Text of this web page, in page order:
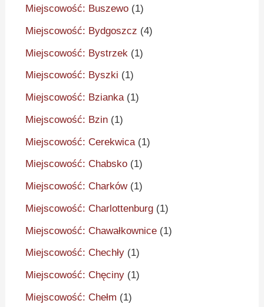
Miejscowość: Buszewo (1)
Miejscowość: Bydgoszcz (4)
Miejscowość: Bystrzek (1)
Miejscowość: Byszki (1)
Miejscowość: Bzianka(1)
Miejscowość: Bzin (1)
Miejscowość: Cerekwica (1)
Miejscowość: Chabsko (1)
Miejscowość: Charków(1)
Miejscowość: Charlottenburg (1)
Miejscowość: Chawałkownice (1)
Miejscowość: Chechły (1)
Miejscowość: Chęciny (1)
Miejscowość: Chełm (1)